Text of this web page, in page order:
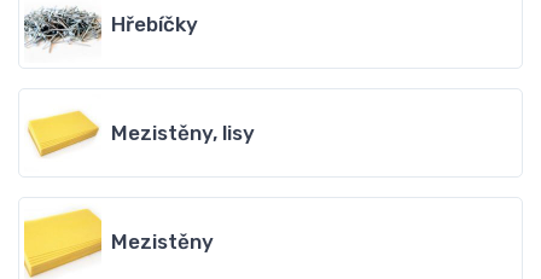
Hřebíčky
Mezistěny, lisy
Mezistěny